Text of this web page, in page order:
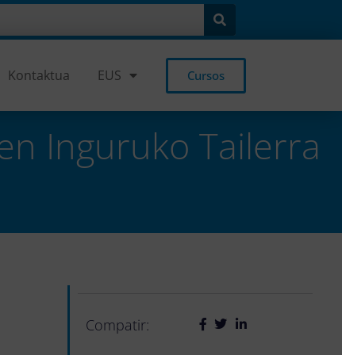
Kontaktua EUS Cursos
Inguruko Tailerra
Compatir: